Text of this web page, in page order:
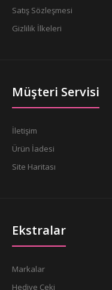
Satış Sözleşmesi
Gizlilik İlkeleri
Müşteri Servisi
İletişim
Ürün İadesi
Site Haritası
Ekstralar
Markalar
Hediye Çeki